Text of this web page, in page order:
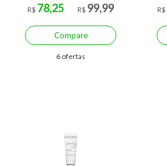
R$ 78,25
R$ 99,99
Compare
6 ofertas
R$